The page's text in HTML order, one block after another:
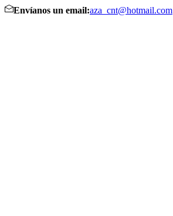
Envíanos un email:aza_cnt@hotmail.com